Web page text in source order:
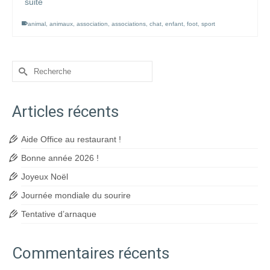
animal animaux association associations chat enfant foot sport
Rechercher :
Articles récents
Aide Office au restaurant !
Bonne année 2026 !
Joyeux Noël
Journée mondiale du sourire
Tentative d’arnaque
Commentaires récents